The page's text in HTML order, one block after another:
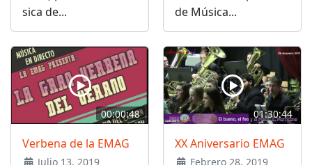
sica de...
de Música...
00:00:48
Verbena de la EMAG
Julio 13, 2019
01:30:44
XX Aniversario EMAG
Febrero 28, 2019